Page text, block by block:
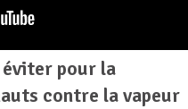
pour la
contre la vapeur